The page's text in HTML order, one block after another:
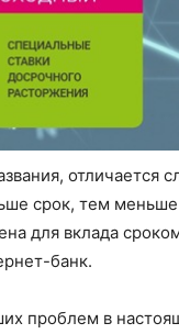
отличается
срок, тем
для вклада
банк.
проблем в